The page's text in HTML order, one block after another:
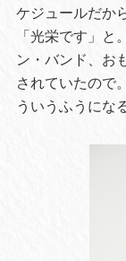
ケジュールだか
「光栄です」
ン・バンド、お
されていたので
ういうふうにな